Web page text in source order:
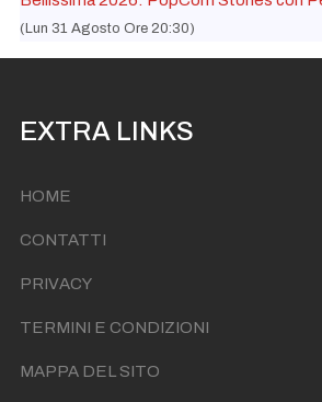
(Lun 31 Agosto Ore 20:30)
EXTRA LINKS
HOME
CONTATTI
PRIVACY
TERMINI E CONDIZIONI
MAPPA DEL SITO